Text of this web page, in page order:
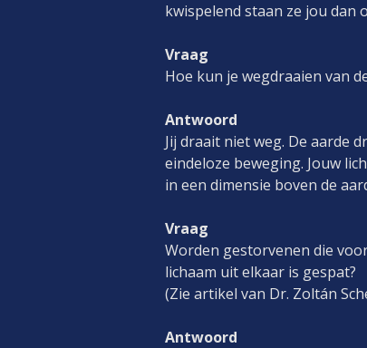
kwispelend staan ze jou dan
Vraag
Hoe kun je wegdraaien van
Antwoord
Jij draait niet weg. De aarde
eindeloze beweging. Jouw
in een dimensie boven de
Vraag
Worden gestorvenen die
lichaam uit elkaar is gespat?
(Zie artikel van Dr. Zoltán
Antwoord